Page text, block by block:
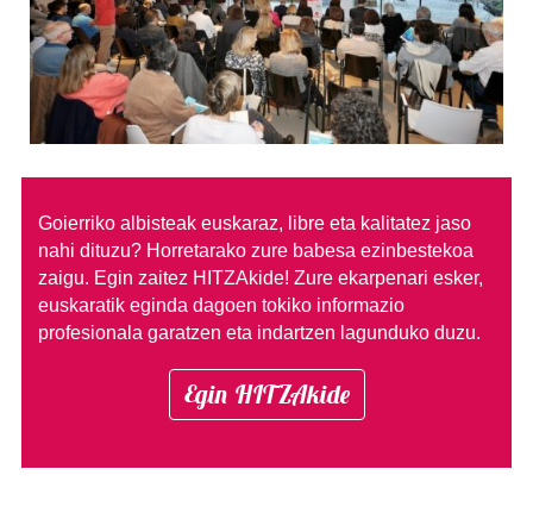
Goierriko albisteak euskaraz, libre eta kalitatez jaso
nahi dituzu? Horretarako zure babesa ezinbestekoa
zaigu. Egin zaitez HITZAkide! Zure ekarpenari esker,
euskaratik eginda dagoen tokiko informazio
profesionala garatzen eta indartzen lagunduko duzu.
Egin HITZAkide